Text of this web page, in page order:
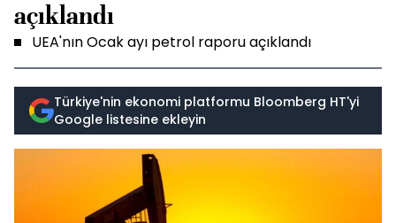
açıklandı
UEA'nın Ocak ayı petrol raporu açıklandı
Türkiye'nin ekonomi platformu Bloomberg HT'yi
Google listesine ekleyin